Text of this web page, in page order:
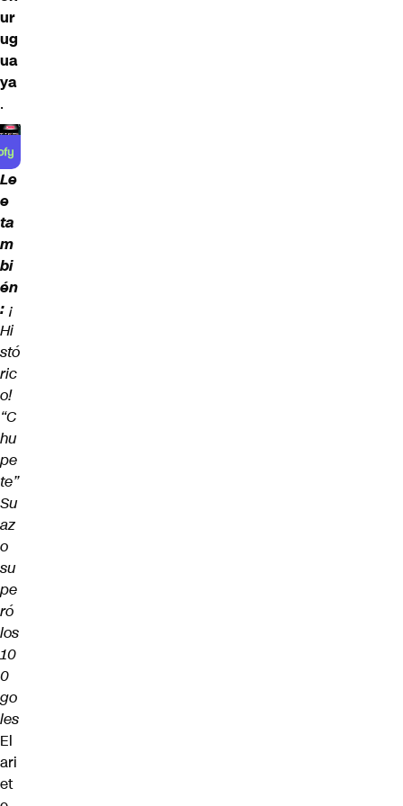
ur
ug
ua
ya
.
Le
e
ta
m
bi
én
: ¡
Hi
stó
ric
o!
“C
hu
pe
te”
Su
az
o
su
pe
ró
los
10
0
go
les
El
ari
et